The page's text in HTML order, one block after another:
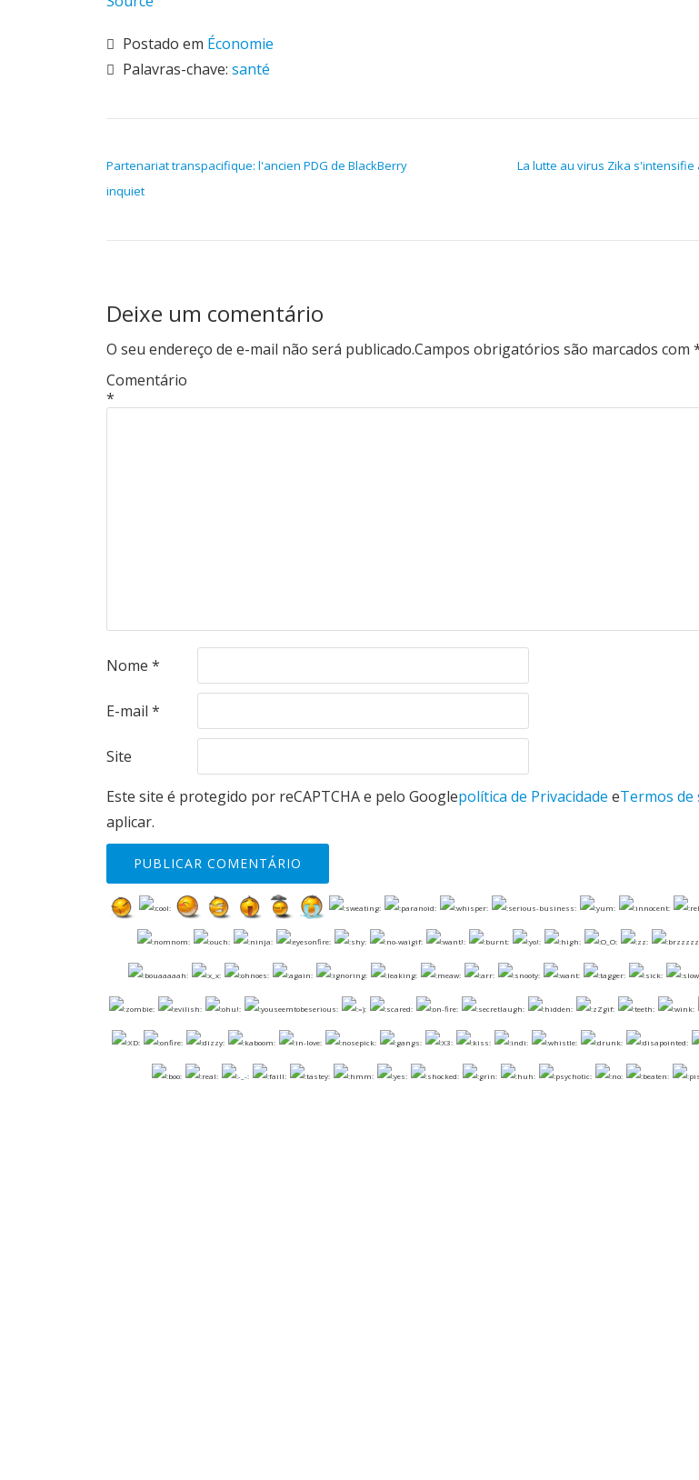
Postado em Économie
Palavras-chave: santé
Partenariat transpacifique: l'ancien PDG de BlackBerry
inquiet
La lutte au virus Zika s'intensifie
Deixe um comentário
O seu endereço de e-mail não será publicado.Campos obrigatórios são marcados com
Comentário
*
Nome *
E-mail *
Site
Este site é protegido por reCAPTCHA e pelo Googlepolítica de Privacidade eTermos de
aplicar.